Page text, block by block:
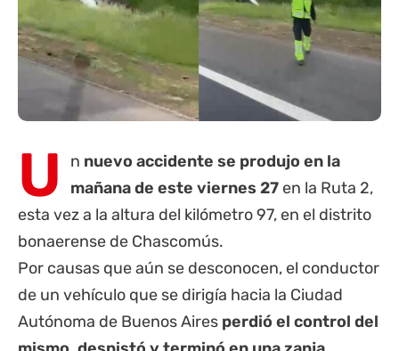
U n nuevo accidente se produjo en la
mañana de este viernes 27 en la Ruta 2,
esta vez a la altura del kilómetro 97, en el distrito
bonaerense de Chascomús.
Por causas que aún se desconocen, el conductor
de un vehículo que se dirigía hacia la Ciudad
Autónoma de Buenos Aires perdió el control del